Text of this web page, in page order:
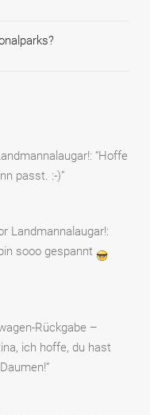
: “Hoffe
passt. :-)”
Landmannalaugar!:
sooo gespannt
Rückgabe –
ich hoffe, du hast
”